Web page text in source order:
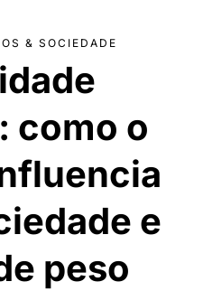
& SOCIEDADE
como o
e
peso